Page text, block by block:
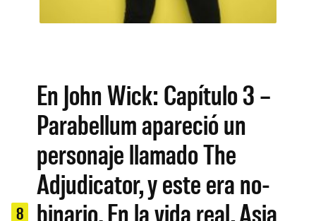
8
En John Wick: Capítulo 3 –
Parabellum apareció un
personaje llamado The
Adjudicator, y este era no-
binario. En la vida real, Asia